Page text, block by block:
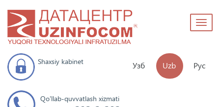
Узб Uzb Рус
Shaxsiy kabinet
Qo'llab-quvvatlash xizmati